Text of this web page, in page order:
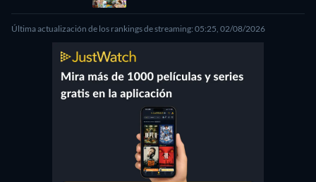
Última actualización de los rankings de streaming: 05:25, 02/08/2026